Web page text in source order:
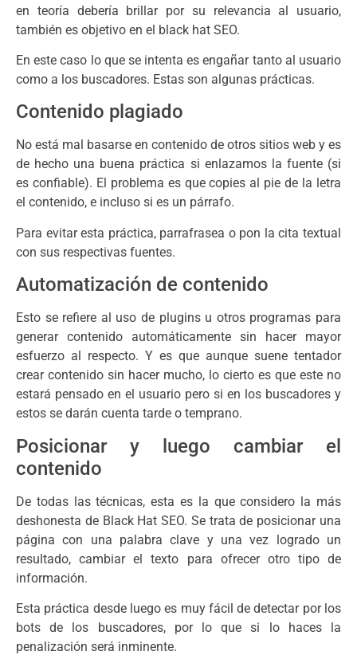
en teoría debería brillar por su relevancia al usuario,
también es objetivo en el black hat SEO.
En este caso lo que se intenta es engañar tanto al usuario
como a los buscadores. Estas son algunas prácticas.
Contenido plagiado
No está mal basarse en contenido de otros sitios web y es
de hecho una buena práctica si enlazamos la fuente (si
es confiable). El problema es que copies al pie de la letra
el contenido, e incluso si es un párrafo.
Para evitar esta práctica, parrafrasea o pon la cita textual
con sus respectivas fuentes.
Automatización de contenido
Esto se refiere al uso de plugins u otros programas para
generar contenido automáticamente sin hacer mayor
esfuerzo al respecto. Y es que aunque suene tentador
crear contenido sin hacer mucho, lo cierto es que este no
estará pensado en el usuario pero si en los buscadores y
estos se darán cuenta tarde o temprano.
Posicionar y luego cambiar el
contenido
De todas las técnicas, esta es la que considero la más
deshonesta de Black Hat SEO. Se trata de posicionar una
página con una palabra clave y una vez logrado un
resultado, cambiar el texto para ofrecer otro tipo de
información.
Esta práctica desde luego es muy fácil de detectar por los
bots de los buscadores, por lo que si lo haces la
penalización será inminente.